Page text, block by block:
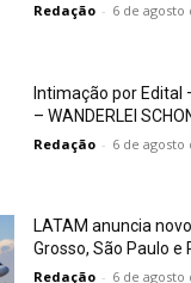
Redação - 6 de agosto
Intimação por Edital
– WANDERLEI
Redação - 6 de agosto
LATAM anuncia
Grosso, São Paulo e
Redação - 6 de agosto